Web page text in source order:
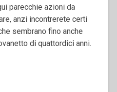
parecchie azioni da
anzi incontrerete certi
sembrano fino anche
di quattordici anni.